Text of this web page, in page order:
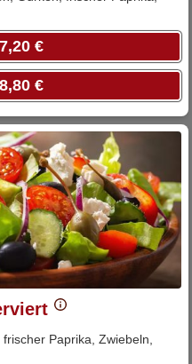
7,20 €
8,80 €
Paprika, Zwiebeln,